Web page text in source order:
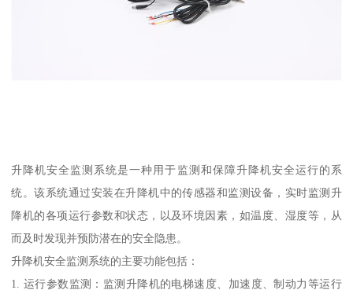
升降机安全监测系统是一种用于监测和保障升降机安全运行的系
统。该系统通过安装在升降机中的传感器和监测设备，实时监测升
降机的各项运行参数和状态，以及环境因素，如温度、湿度等，从
而及时发现并预防潜在的安全隐患。
升降机安全监测系统的主要功能包括：
1. 运行参数监测：监测升降机的电梯速度、加速度、制动力等运行